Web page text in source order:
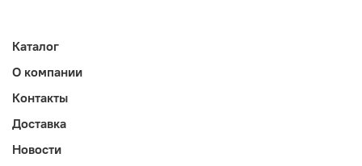
Каталог
О компании
Контакты
Доставка
Новости